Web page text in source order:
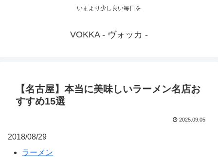
いまより少し良い毎日を
VOKKA - ヴォッカ -
【名古屋】本当に美味しいラーメン名店お
すすめ15選
2025.09.05
2018/08/29
ラーメン